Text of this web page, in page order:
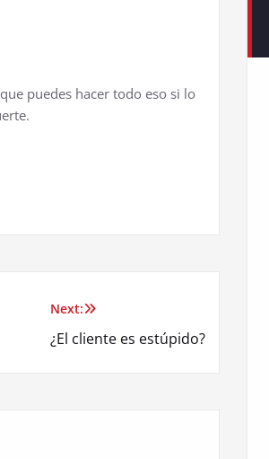
puedes hacer todo eso si lo
Next:
¿El cliente es estúpido?